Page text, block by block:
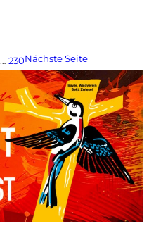
… 230Nächste Seite